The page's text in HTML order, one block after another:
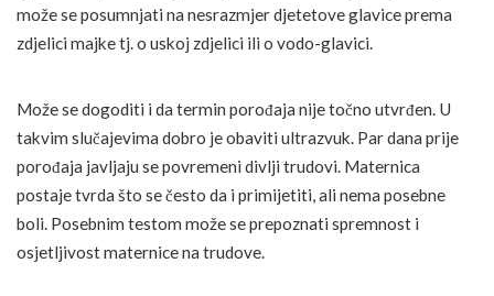
može se posumnjati na nesrazmjer djetetove glavice prema
zdjelici majke tj. o uskoj zdjelici ili o vodo-glavici.
Može se dogoditi i da termin porođaja nije točno utvrđen. U
takvim slučajevima dobro je obaviti ultrazvuk. Par dana prije
porođaja javljaju se povremeni divlji trudovi. Maternica
postaje tvrda što se često da i primijetiti, ali nema posebne
boli. Posebnim testom može se prepoznati spremnost i
osjetljivost maternice na trudove.